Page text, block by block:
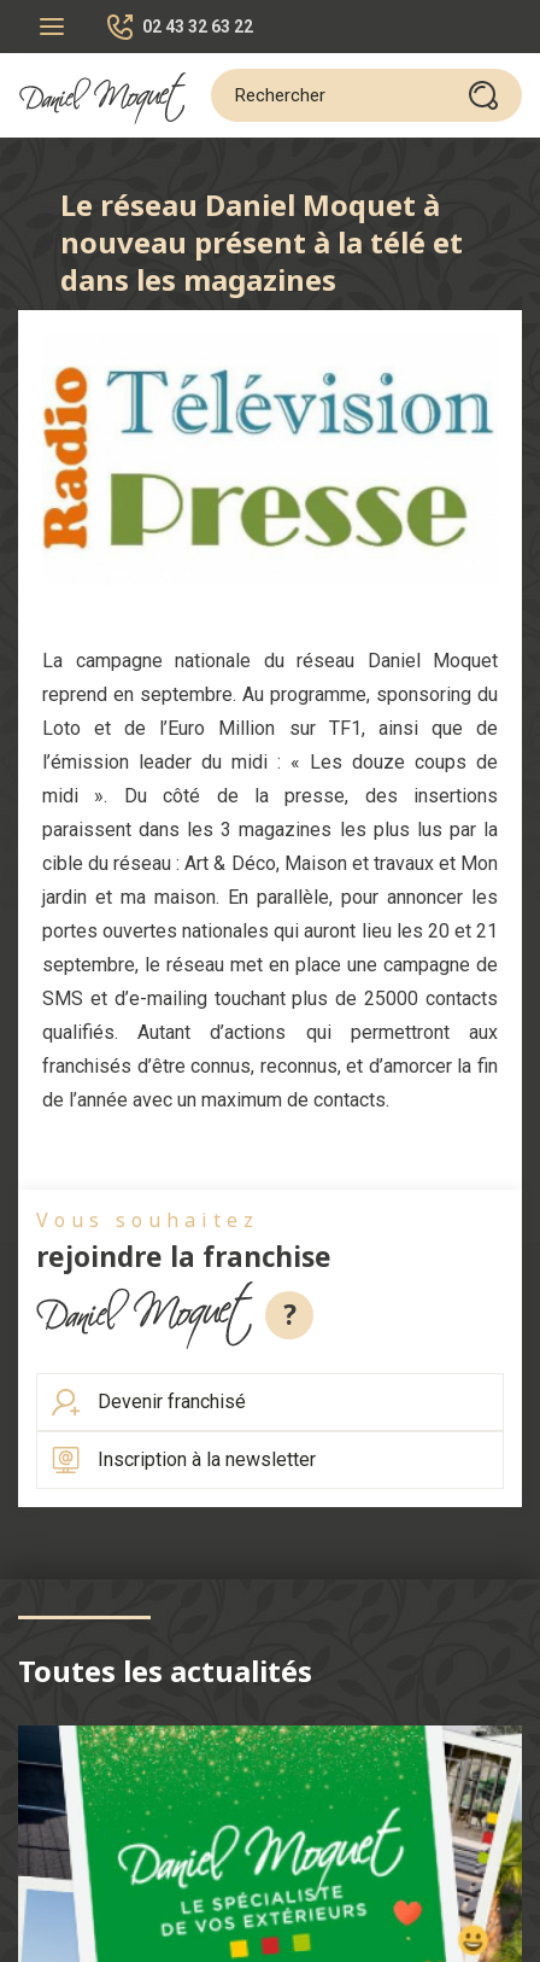
02 43 32 63 22
Le réseau Daniel Moquet à
nouveau présent à la télé et
dans les magazines
La campagne nationale du réseau Daniel Moquet
reprend en septembre. Au programme, sponsoring du
Loto et de l’Euro Million sur TF1, ainsi que de
l’émission leader du midi : « Les douze coups de
midi ». Du côté de la presse, des insertions
paraissent dans les 3 magazines les plus lus par la
cible du réseau : Art & Déco, Maison et travaux et Mon
jardin et ma maison. En parallèle, pour annoncer les
portes ouvertes nationales qui auront lieu les 20 et 21
septembre, le réseau met en place une campagne de
SMS et d’e-mailing touchant plus de 25000 contacts
qualifiés. Autant d’actions qui permettront aux
franchisés d’être connus, reconnus, et d’amorcer la fin
de l’année avec un maximum de contacts.
Vous souhaitez
rejoindre la franchise
?
Devenir franchisé
Inscription à la newsletter
Toutes les actualités